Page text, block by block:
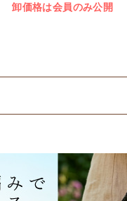
卸価格は会員のみ公開